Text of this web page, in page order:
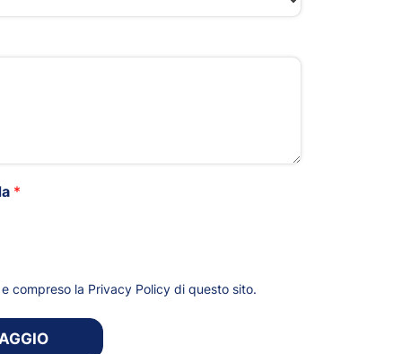
*
compreso la Privacy Policy di questo sito.